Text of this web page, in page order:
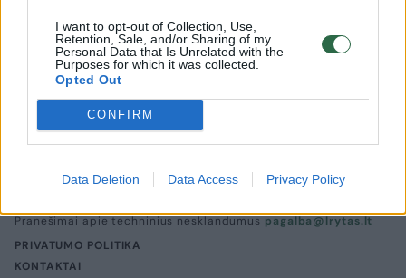
I want to opt-out of Collection, Use,
Retention, Sale, and/or Sharing of my
Personal Data that Is Unrelated with the
Purposes for which it was collected.
Opted Out
CONFIRM
Data Deletion Data Access Privacy Policy
UAB „Lrytas“,
A. Goštauto g. 12A, LT-01108, Vilnius.
Įregistruota LR įmonių registre, registro tvarkytojas:
Valstybės įmonė Registrų centras
Pranešimai apie techninius nesklandumus pagalba@lrytas.lt
PRIVATUMO POLITIKA
KONTAKTAI